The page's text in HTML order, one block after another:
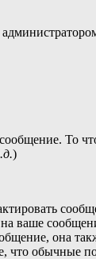
То
)
ваше
она
что обычные